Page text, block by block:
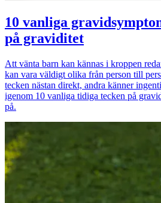
10 vanliga
på graviditet
Att vänta barn kan kännas i kroppen
kan vara väldigt olika från person till
tecken nästan direkt, andra känner
igenom 10 vanliga tidiga tecken på
på.